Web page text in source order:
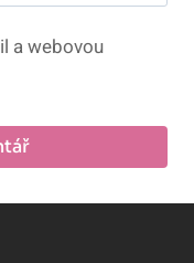
a webovou